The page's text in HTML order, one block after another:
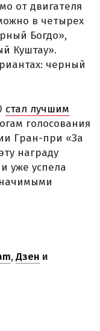
от двигателя
в четырех
Богдо»,
Куштау».
черный
стал лучшим
голосования
Гран-при «За
награду
уже успела
,Дзен и